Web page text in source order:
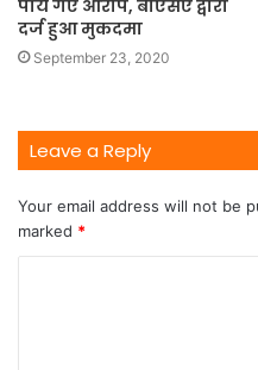
पाये गए आरोप, बीएसए द्वारा
दर्ज हुआ मुकदमा
September 23, 2020
Leave a Reply
Your email address will not be
marked *